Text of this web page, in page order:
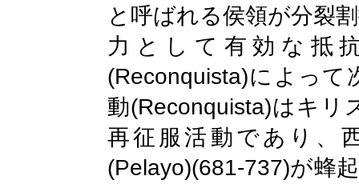
と呼ばれる侯領が分裂
力として有効な抵
(Reconquista)によって
動(Reconquista)はキリ
再征服活動であり、
(Pelayo)(681-737)が蜂